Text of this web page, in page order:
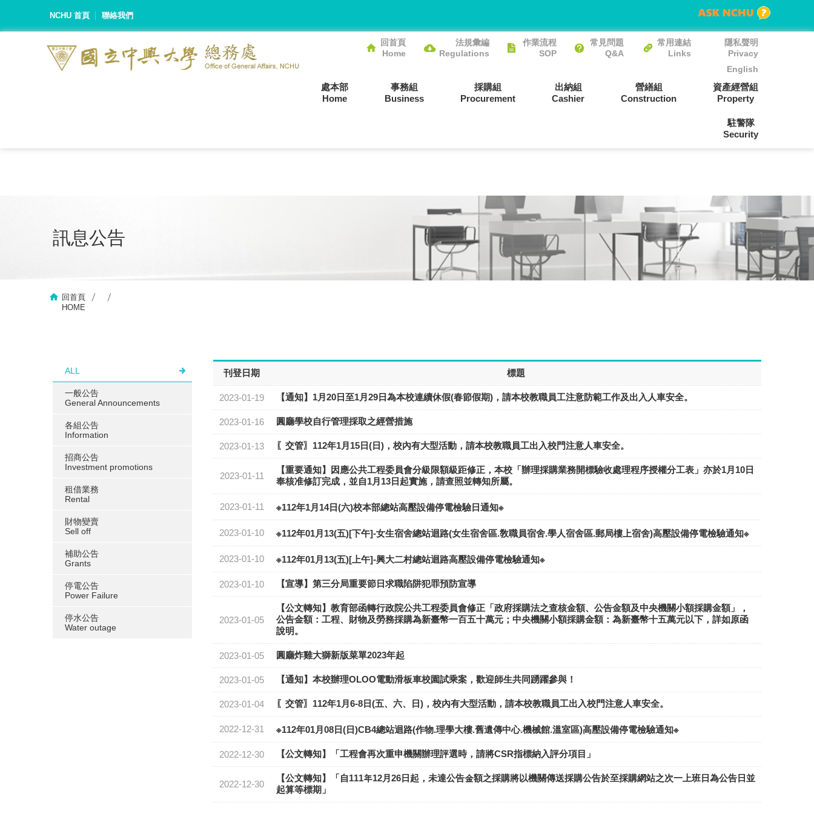
NCHU 首頁 聯絡我們
回首頁
Home
法規彙編
Regulations
作業流程
SOP
常見問題
Q&A
常用連結
Links
隱私聲明
Privacy
English
處本部
Home
事務組
Business
採購組
Procurement
出納組
Cashier
營繕組
Construction
資產經營組
Property
駐警隊
Security
訊息公告
回首頁
HOME
ALL
一般公告
General Announcements
各組公告
Information
招商公告
Investment promotions
租借業務
Rental
財物變賣
Sell ​​off
補助公告
Grants
停電公告
Power Failure
停水公告
Water outage
刊登日期 標題
2023-01-19 【通知】1月20日至1月29日為本校連續休假(春節假期)，請本校教職員工注意防範工作及出入人車安全。
2023-01-16 圓廳學校自行管理採取之經營措施
2023-01-13 〖交管〗112年1月15日(日)，校內有大型活動，請本校教職員工出入校門注意人車安全。
2023-01-11
【重要通知】因應公共工程委員會分級限額級距修正，本校「辦理採購業務開標驗收處理程序授權分工表」亦於1月10日
奉核准修訂完成，並自1月13日起實施，請查照並轉知所屬。
2023-01-11 ※112年1月14日(六)校本部總站高壓設備停電檢驗日通知※
2023-01-10 ※112年01月13(五)[下午]-女生宿舍總站迴路(女生宿舍區.敎職員宿舍.學人宿舍區.郵局樓上宿舍)高壓設備停電檢驗通知※
2023-01-10 ※112年01月13(五)[上午]-興大二村總站迴路高壓設備停電檢驗通知※
2023-01-10 【宣導】​第三分局重要節日求職陷阱犯罪預防宣導
2023-01-05
【公文轉知】教育部函轉行政院公共工程委員會修正「政府採購法之查核金額、公告金額及中央機關小額採購金額」，
公告金額：工程、財物及勞務採購為新臺幣一百五十萬元；中央機關小額採購金額：為新臺幣十五萬元以下，詳如原函
說明。
2023-01-05 圓廳炸雞大獅新版菜單2023年起
2023-01-05 【通知】本校辦理OLOO電動滑板車校園試乘案，歡迎師生共同踴躍參與！
2023-01-04 〖交管〗112年1月6-8日(五、六、日)，校內有大型活動，請本校教職員工出入校門注意人車安全。
2022-12-31 ※112年01月08日(日)CB4總站迴路(作物.理學大樓.舊遺傳中心.機械館.溫室區)高壓設備停電檢驗通知※
2022-12-30 【公文轉知】「工程會再次重申機關辦理評選時，請將CSR指標納入評分項目」
2022-12-30
【公文轉知】「自111年12月26日起，未達公告金額之採購將以機關傳送採購公告於至採購網站之次一上班日為公告日並
起算等標期」